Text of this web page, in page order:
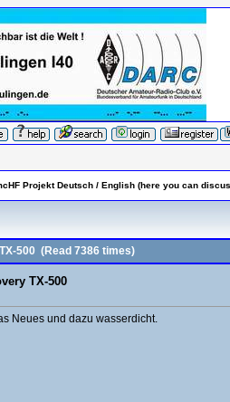
Projekt Deutsch / English (here you can
500(Read 7386 times)
TX-500
Neues und dazu wasserdicht.